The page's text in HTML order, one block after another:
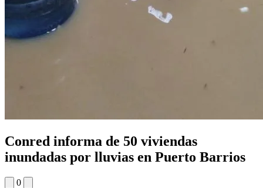
Conred informa de 50 viviendas
inundadas por lluvias en Puerto Barrios
0